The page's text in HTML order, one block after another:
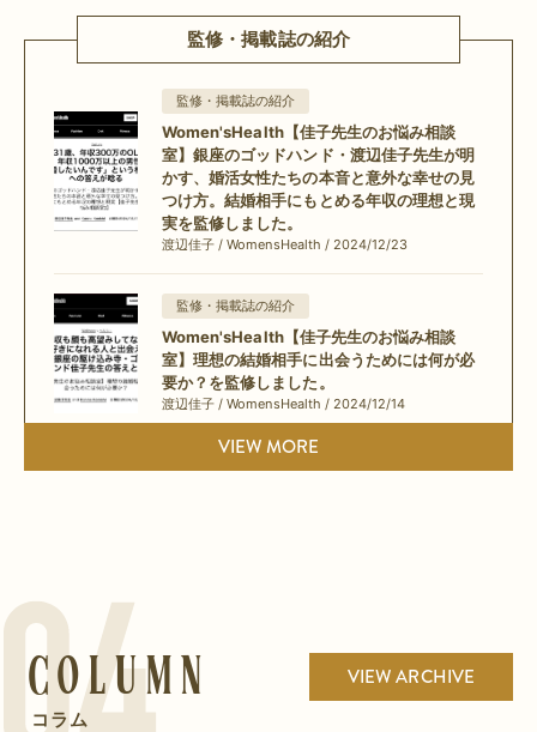
著書の紹介
最新リンパマッサージセルフケアBOOK
渡辺佳子 / 株式会社マイナビ出版 / 2015.01
監修・掲載誌の紹介
監修・掲載誌の紹介
Women'sHealth【佳子先生のお悩み相談
室】銀座のゴッドハンド・渡辺佳子先生が明
かす、婚活女性たちの本音と意外な幸せの見
つけ方。結婚相手にもとめる年収の理想と現
実を監修しました。
渡辺佳子 / WomensHealth / 2024/12/23
監修・掲載誌の紹介
Women'sHealth【佳子先生のお悩み相談
室】理想の結婚相手に出会うためには何が必
要か？を監修しました。
渡辺佳子 / WomensHealth / 2024/12/14
Women'sHealth 人生を成功に導くための、
「直感力」の磨き方は？を監修しました。
VIEW MORE
Column
コラム
VIEW ARCHIVE